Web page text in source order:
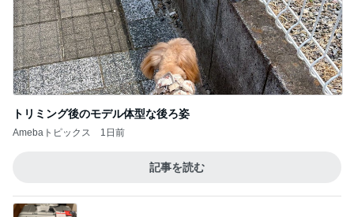
トリミング後のモデル体型な後ろ姿
Amebaトピックス 1日前
記事を読む